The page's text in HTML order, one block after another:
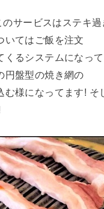
のサービスはステキ
いてはご飯を注文
くるシステムになっ
円盤型の焼き網の
む様になってます!